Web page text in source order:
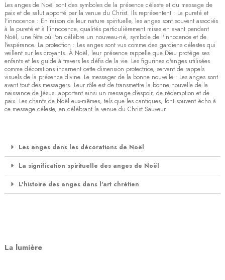
Les anges de Noël sont des symboles de la présence céleste et du message de
paix et de salut apporté par la venue du Christ. Ils représentent : La pureté et
l'innocence : En raison de leur nature spirituelle, les anges sont souvent associés
à la pureté et à l'innocence, qualités particulièrement mises en avant pendant
Noël, une fête où l'on célèbre un nouveau-né, symbole de l'innocence et de
l'espérance. La protection : Les anges sont vus comme des gardiens célestes qui
veillent sur les croyants. À Noël, leur présence rappelle que Dieu protège ses
enfants et les guide à travers les défis de la vie. Les figurines d'anges utilisées
comme décorations incarnent cette dimension protectrice, servant de rappels
visuels de la présence divine. Le messager de la bonne nouvelle : Les anges sont
avant tout des messagers. Leur rôle est de transmettre la bonne nouvelle de la
naissance de Jésus, apportant ainsi un message d'espoir, de rédemption et de
paix. Les chants de Noël eux-mêmes, tels que les cantiques, font souvent écho à
ce message céleste, en célébrant la venue du Christ Sauveur.
Les anges dans les décorations de Noël
La signification spirituelle des anges de Noël
L'histoire des anges dans l'art chrétien
La lumière